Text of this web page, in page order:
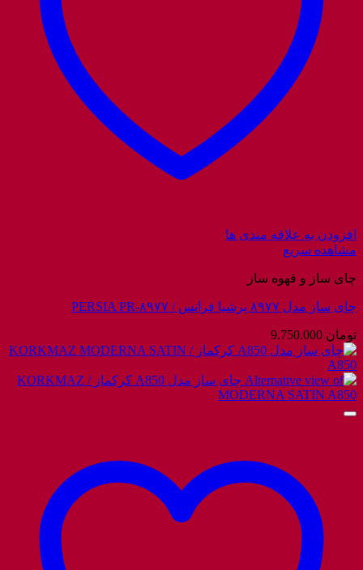
افزودن به علاقه مندی ها
مشاهده سریع
چای ساز و قهوه ساز
چای ساز مدل ۸۹۷۷ پرشیا فرانس / PERSIA PR-۸۹۷۷
تومان